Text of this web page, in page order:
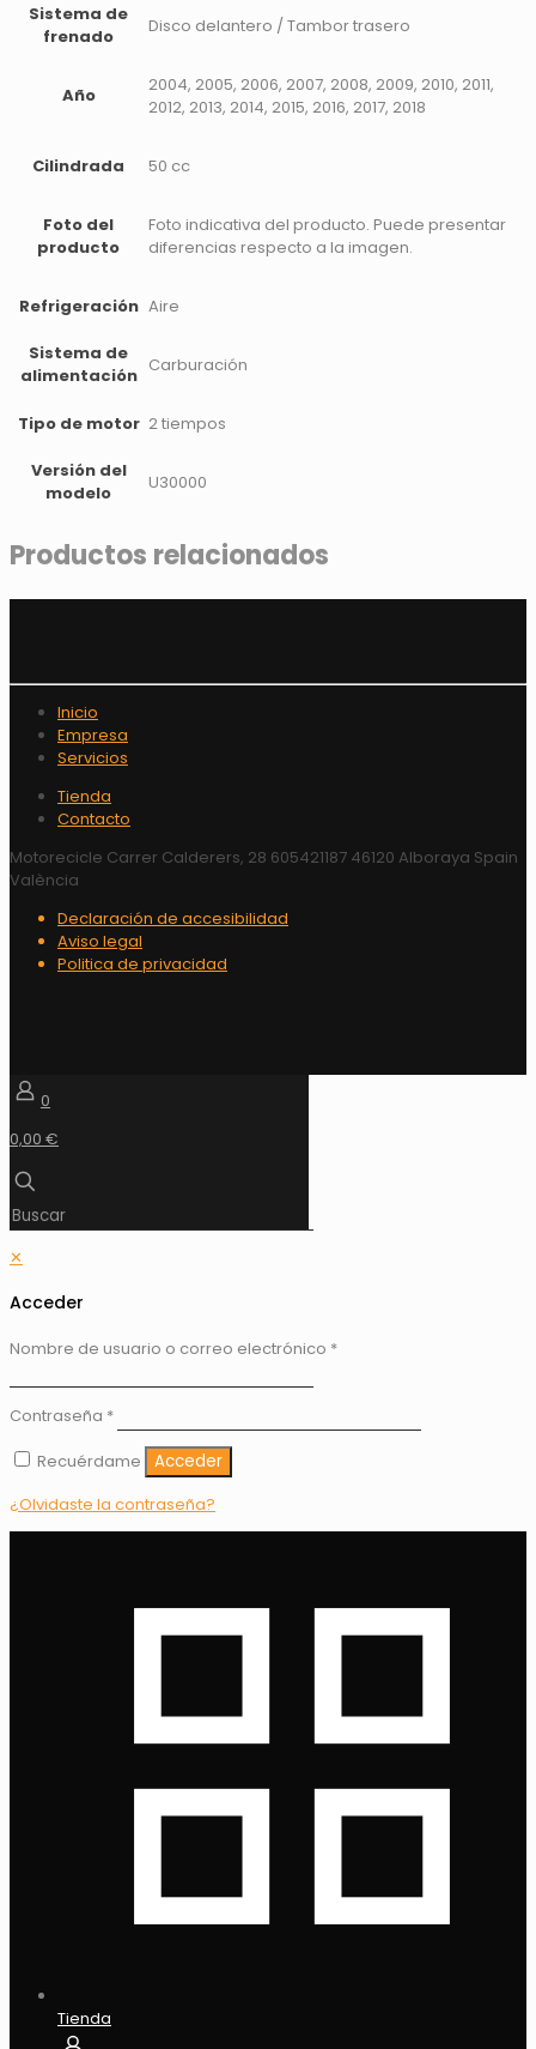
Sistema de
frenado
Disco delantero / Tambor trasero
Año
2004, 2005, 2006, 2007, 2008, 2009, 2010, 2011,
2012, 2013, 2014, 2015, 2016, 2017, 2018
Cilindrada 50 cc
Foto del
producto
Foto indicativa del producto. Puede presentar
diferencias respecto a la imagen.
Refrigeración Aire
Sistema de
alimentación Carburación
Tipo de motor 2 tiempos
Versión del
modelo
U30000
Productos relacionados
Inicio
Empresa
Servicios
Tienda
Contacto
Motorecicle Carrer Calderers, 28 605421187 46120 Alboraya Spain
València
Declaración de accesibilidad
Aviso legal
Politica de privacidad
0
0,00 €
✕
Acceder
Nombre de usuario o correo electrónico *
Contraseña *
Recuérdame
Acceder
¿Olvidaste la contraseña?
Tienda